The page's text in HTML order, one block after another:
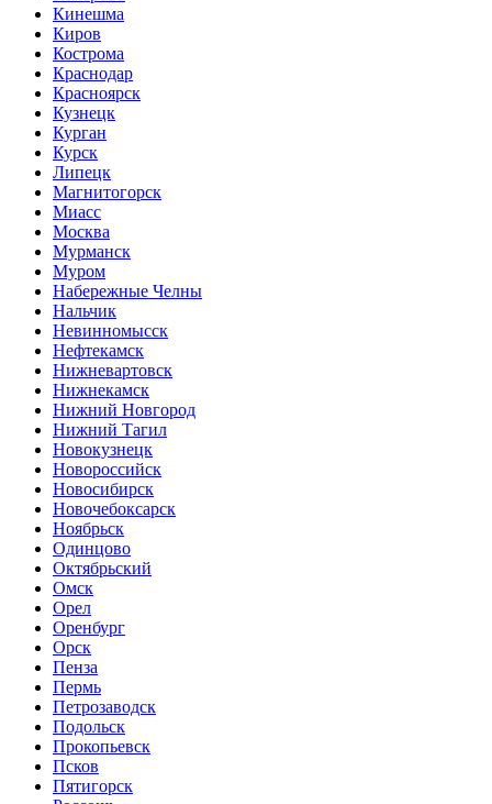
Кинешма
Киров
Кострома
Краснодар
Красноярск
Кузнецк
Курган
Курск
Липецк
Магнитогорск
Миасс
Москва
Мурманск
Муром
Набережные Челны
Нальчик
Невинномысск
Нефтекамск
Нижневартовск
Нижнекамск
Нижний Новгород
Нижний Тагил
Новокузнецк
Новороссийск
Новосибирск
Новочебоксарск
Ноябрьск
Одинцово
Октябрьский
Омск
Орел
Оренбург
Орск
Пенза
Пермь
Петрозаводск
Подольск
Прокопьевск
Псков
Пятигорск